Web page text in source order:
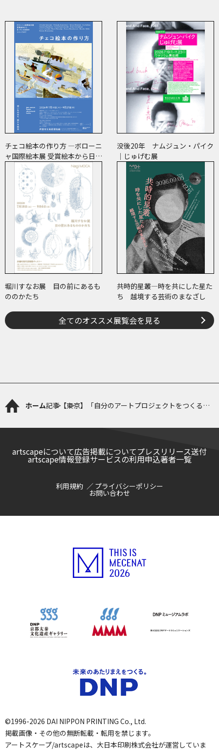
チェコ絵本の作り方 ―ボローニ
ャ国際絵本展 受賞絵本から日･
チェコ共作のコミックまで―
没後20年 ナムジュン・パイク
｜じゅげむ展
堀川すなお展 目の前にあるも
ののかたち
共時的星叢―時を共にした星た
ち 越境する芸術のまなざし
全てのオススメ展覧会を見る
ホーム記事【東京】「自分のアートプロジェクトをつくる
artscapeについて広告掲載についてプレスリリース送付
artscape情報登録サービスの利用申込著者一覧
利用規約 プライバシーポリシー
お問い合わせ
©1996-2026 DAI NIPPON PRINTING Co., Ltd.
掲載画像・その他の無断転載・転用を禁じます。
アートスケープ/artscapeは、大日本印刷株式会社が運営していま